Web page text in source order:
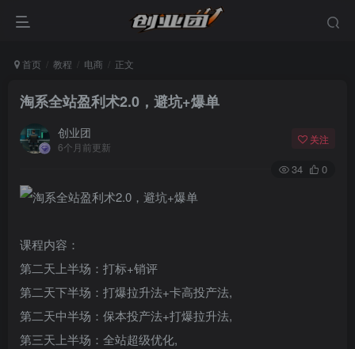
首页 教程 电商 正文
淘系全站盈利术2.0，避坑+爆单
创业团
6个月前更新
关注
34 0
课程内容：
第二天上半场：打标+销评
第二天下半场：打爆拉升法+卡高投产法,
第二天中半场：保本投产法+打爆拉升法,
第三天上半场：全站超级优化,
登录
没有账号？立即注册
用户名或邮箱